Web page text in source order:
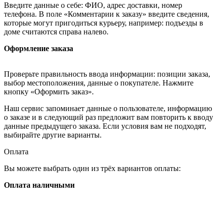
Введите данные о себе: ФИО, адрес доставки, номер
телефона. В поле «Комментарии к заказу» введите сведения,
которые могут пригодиться курьеру, например: подъезды в
доме считаются справа налево.
Оформление заказа
Проверьте правильность ввода информации: позиции заказа,
выбор местоположения, данные о покупателе. Нажмите
кнопку «Оформить заказ».
Наш сервис запоминает данные о пользователе, информацию
о заказе и в следующий раз предложит вам повторить к вводу
данные предыдущего заказа. Если условия вам не подходят,
выбирайте другие варианты.
Оплата
Вы можете выбрать один из трёх вариантов оплаты:
Оплата наличными